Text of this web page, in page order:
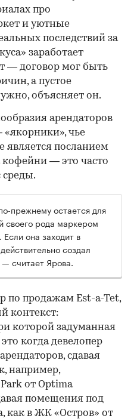
про
и уютные
последствий за
заработает
— договор мог быть
а пустое
объясняет он.
арендаторов
«якорники», чье
является посланием
— это часто
среды.
прежнему остается для
своего рода маркером
она заходит в
создал
— считает Ярова.
по продажам Est-a-Tet,
контекст:
которой задуманная
когда девелопер
сдавая
например,
от Optima
помещения под
как в ЖК «Остров» от